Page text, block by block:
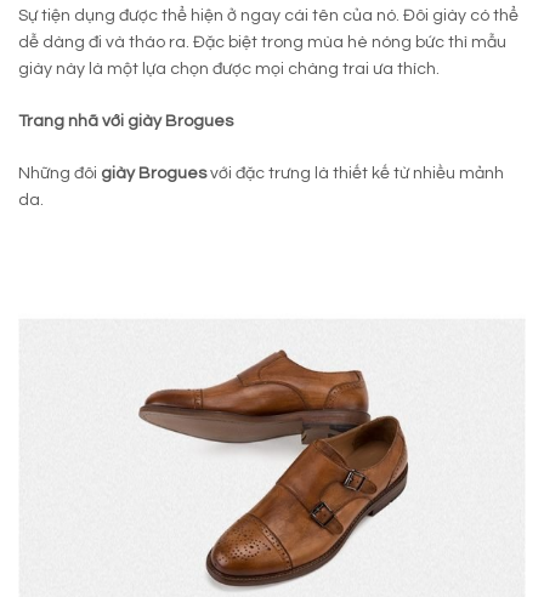
Sự tiện dụng được thể hiện ở ngay cái tên của nó. Đôi giày có thể
dễ dàng đi và tháo ra. Đặc biệt trong mùa hè nóng bức thì mẫu
giày này là một lựa chọn được mọi chàng trai ưa thích.
Trang nhã với giày Brogues
Những đôi giày Broguesvới đặc trưng là thiết kế từ nhiều mảnh
da.